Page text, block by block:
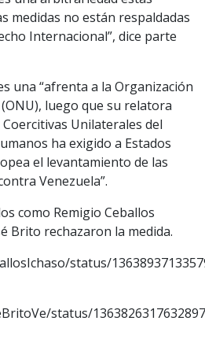
medidas no están respaldadas
Internacional”, dice parte
una “afrenta a la Organización
luego que su relatora
Unilaterales del
ha exigido a Estados
el levantamiento de las
Venezuela”.
como Remigio Ceballos
Brito rechazaron la medida.
status/
status/